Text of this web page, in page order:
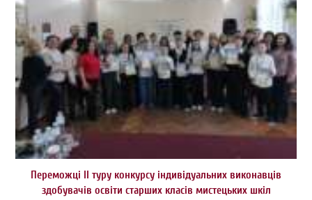
Переможці ІІ туру конкурсу індивідуальних виконавців
здобувачів освіти старших класів мистецьких шкіл